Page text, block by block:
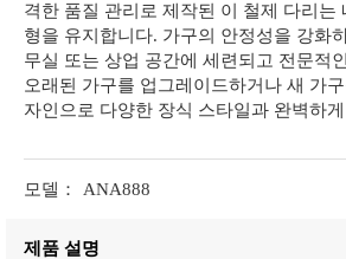
격한 품질 관리로 제작된 이 철제 다리는
형을 유지합니다. 가구의 안정성을 강화
무실 또는 상업 공간에 세련되고 전문적
오래된 가구를 업그레이드하거나 새 가
자인으로 다양한 장식 스타일과 완벽하
모델： ANA888
제품 설명